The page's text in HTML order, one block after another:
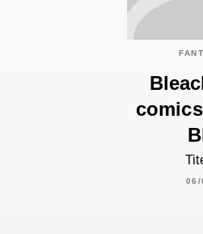
06/